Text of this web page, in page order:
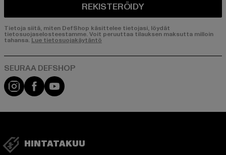
REKISTERÖIDY
Tietoja siitä, miten DefShop käsittelee tietojasi, löydät
tietosuojaselosteestamme. Voit peruuttaa tilauksen maksutta milloin
tahansa. Lue tietosuojakäytäntö
Visit our Instagram page:
Visit our Facebook page:
Visit our YouTube channel:
HINTATAKUU